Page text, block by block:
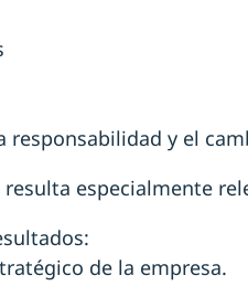
responsabilidad y el
especialmente
de la empresa.